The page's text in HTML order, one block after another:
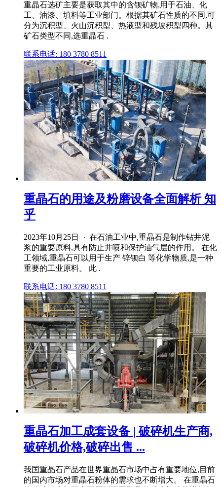
重晶石选矿主要是获取其中的含钡矿物,用于石油、化
工、油漆、填料等工业部门。根据其矿石性质的不同,可
分为沉积型、火山沉积型、热液型和残坡积型四种。其
矿石类型不同,选重晶石 .
联系电话: 180 3780 8511
重晶石的用途及粉磨设备全面解析 知
乎
2023年10月25日 · 在石油工业中,重晶石是制作钻井泥
浆的重要原料,具有防止井喷和保护油气层的作用。 在化
工领域,重晶石可以用于生产 锌钡白 等化学物质,是一种
重要的工业原料。 此 .
联系电话: 180 3780 8511
重晶石加工成套设备 | 破碎机生产商,
破碎机价格,破碎出售 ...
我国重晶石产品在世界重晶石市场中占有重要地位,目前
的国内市场对重晶石粉体的需求也不断增大。 在重晶石